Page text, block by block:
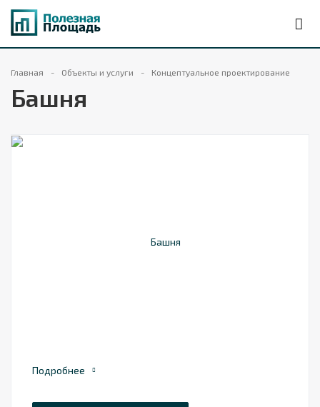
Главная Объекты и услуги Концептуальное проектирование
Башня
Подробнее